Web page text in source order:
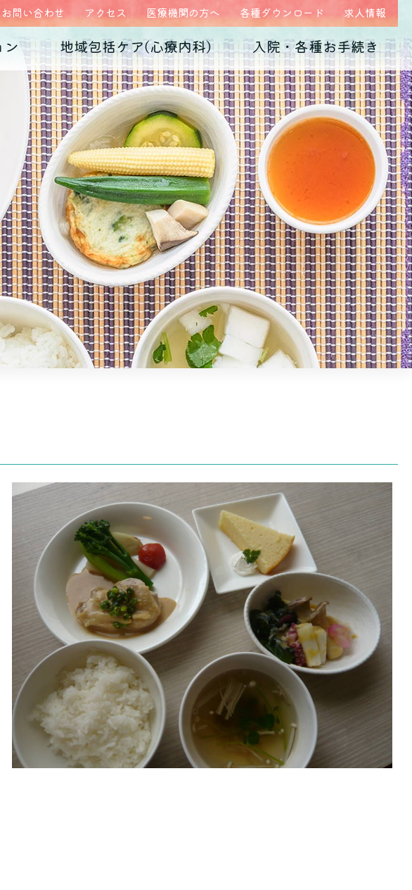
お問い合わせ アクセス 医療機関の方へ 各種ダウンロード 求人情報
ン 地域包括ケア(心療内科) 入院・各種お手続き
療科の紹介 医師紹介
紹介
病院概要
院生活について
当院の特徴
来予約相談フォーム
うつ病
障害
発達障害
子育て不安・虐待
年期の問題 高次脳機能障害
種ダウンロード 診断書・証明書